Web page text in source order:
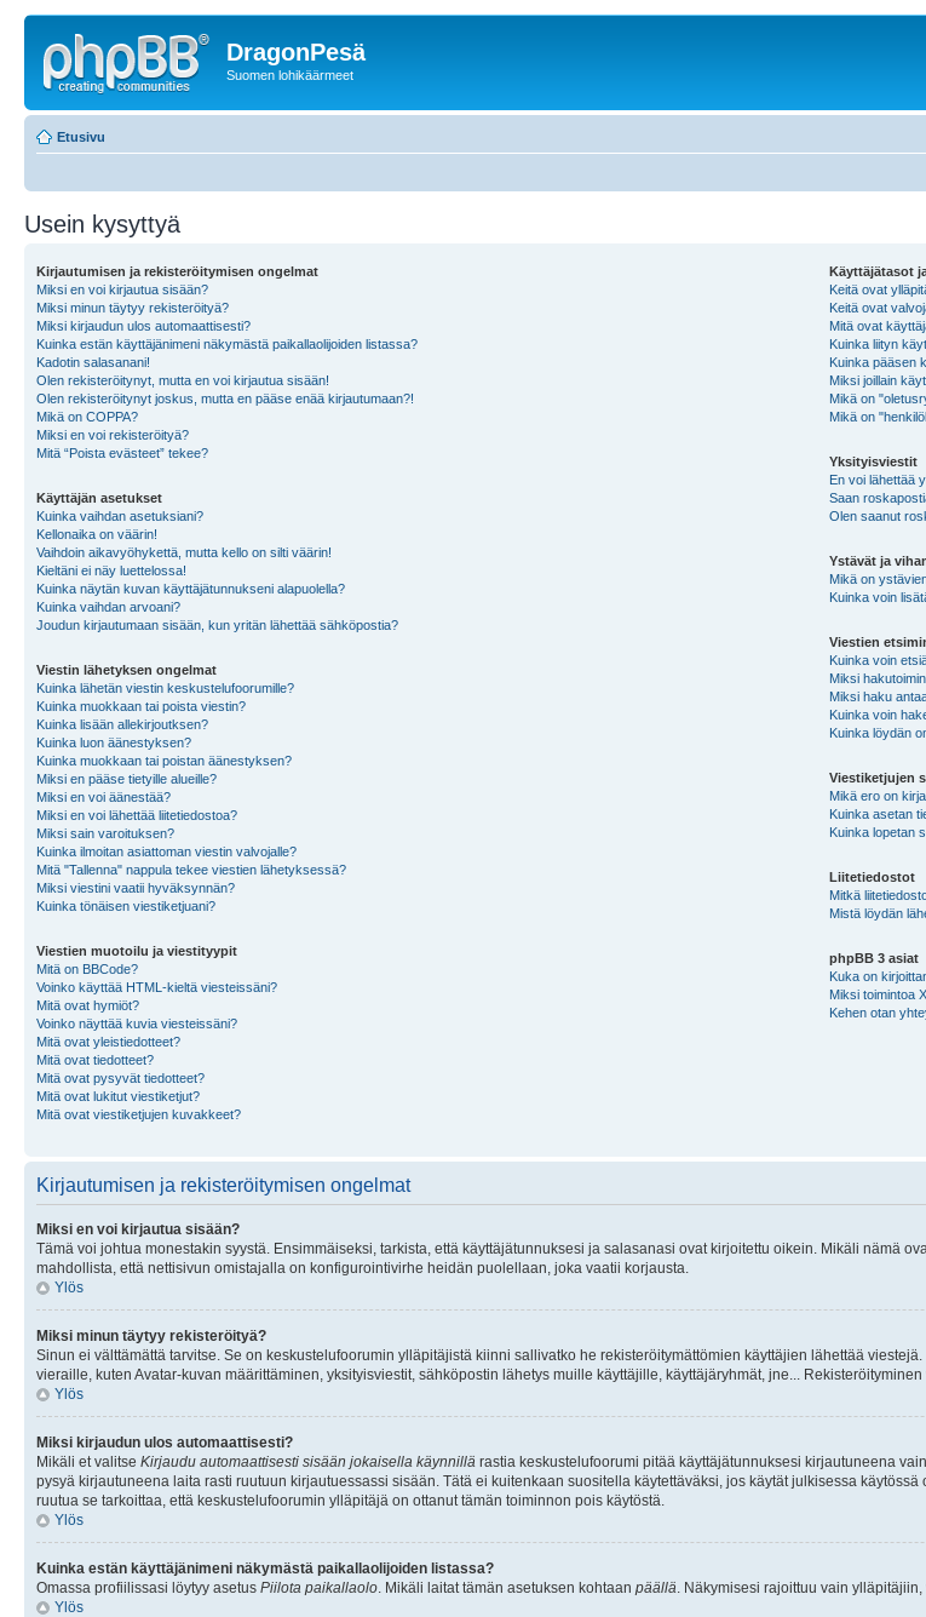
DragonPesä
Suomen lohikäärmeet
Etusivu
Usein kysyttyä
Kirjautumisen ja rekisteröitymisen ongelmat
Miksi en voi kirjautua sisään?
Miksi minun täytyy rekisteröityä?
Miksi kirjaudun ulos automaattisesti?
Kuinka estän käyttäjänimeni näkymästä paikallaolijoiden listassa?
Kadotin salasanani!
Olen rekisteröitynyt, mutta en voi kirjautua sisään!
Olen rekisteröitynyt joskus, mutta en pääse enää kirjautumaan?!
Mikä on COPPA?
Miksi en voi rekisteröityä?
Mitä “Poista evästeet” tekee?
Käyttäjän asetukset
Kuinka vaihdan asetuksiani?
Kellonaika on väärin!
Vaihdoin aikavyöhykettä, mutta kello on silti väärin!
Kieltäni ei näy luettelossa!
Kuinka näytän kuvan käyttäjätunnukseni alapuolella?
Kuinka vaihdan arvoani?
Joudun kirjautumaan sisään, kun yritän lähettää sähköpostia?
Viestin lähetyksen ongelmat
Kuinka lähetän viestin keskustelufoorumille?
Kuinka muokkaan tai poista viestin?
Kuinka lisään allekirjoutksen?
Kuinka luon äänestyksen?
Kuinka muokkaan tai poistan äänestyksen?
Miksi en pääse tietyille alueille?
Miksi en voi äänestää?
Miksi en voi lähettää liitetiedostoa?
Miksi sain varoituksen?
Kuinka ilmoitan asiattoman viestin valvojalle?
Mitä "Tallenna" nappula tekee viestien lähetyksessä?
Miksi viestini vaatii hyväksynnän?
Kuinka tönäisen viestiketjuani?
Viestien muotoilu ja viestityypit
Mitä on BBCode?
Voinko käyttää HTML-kieltä viesteissäni?
Mitä ovat hymiöt?
Voinko näyttää kuvia viesteissäni?
Mitä ovat yleistiedotteet?
Mitä ovat tiedotteet?
Mitä ovat pysyvät tiedotteet?
Mitä ovat lukitut viestiketjut?
Mitä ovat viestiketjujen kuvakkeet?
Käyttäjätasot
Keitä ovat
Keitä ovat
Mitä ovat
Kuinka liityn
Kuinka pääsen
Miksi joillain
Mikä on
Mikä on
Yksityisviestit
En voi lähettää
Saan
Olen saanut
Ystävät ja
Mikä on
Kuinka voin
Viestien
Kuinka voin
Miksi
Miksi haku
Kuinka voin
Kuinka löydän
Viestiketjujen
Mikä ero on
Kuinka asetan
Kuinka lopetan
Liitetiedostot
Mitkä
Mistä löydän
phpBB 3 asiat
Kuka on
Miksi toimintoa
Kehen otan
Kirjautumisen ja rekisteröitymisen ongelmat
Miksi en voi kirjautua sisään?
Tämä voi johtua monestakin syystä. Ensimmäiseksi, tarkista, että käyttäjätunnuksesi ja salasanasi ovat kirjoitettu oikein. Mikäli nämä
mahdollista, että nettisivun omistajalla on konfigurointivirhe heidän puolellaan, joka vaatii korjausta.
Ylös
Miksi minun täytyy rekisteröityä?
Sinun ei välttämättä tarvitse. Se on keskustelufoorumin ylläpitäjistä kiinni sallivatko he rekisteröitymättömien käyttäjien lähettää
vieraille, kuten Avatar-kuvan määrittäminen, yksityisviestit, sähköpostin lähetys muille käyttäjille, käyttäjäryhmät, jne...
Ylös
Miksi kirjaudun ulos automaattisesti?
Mikäli et valitse Kirjaudu automaattisesti sisään jokaisella käynnillä rastia keskustelufoorumi pitää käyttäjätunnuksesi kirjautuneena
pysyä kirjautuneena laita rasti ruutuun kirjautuessassi sisään. Tätä ei kuitenkaan suositella käytettäväksi, jos käytät julkisessa
ruutua se tarkoittaa, että keskustelufoorumin ylläpitäjä on ottanut tämän toiminnon pois käytöstä.
Ylös
Kuinka estän käyttäjänimeni näkymästä paikallaolijoiden listassa?
Omassa profiilissasi löytyy asetus Piilota paikallaolo . Mikäli laitat tämän asetuksen kohtaan päällä . Näkymisesi rajoittuu vain
Ylös